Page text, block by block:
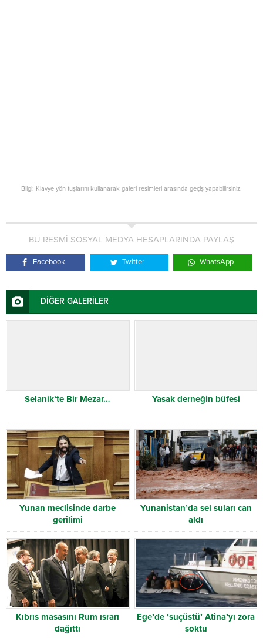
Bilgi: Klavye yön tuşlarını kullanarak galeri resimleri arasında geçiş yapabilirsiniz.
BU RESMİ SOSYAL MEDYA HESAPLARINDA PAYLAŞ
Facebook Twitter WhatsApp
DİĞER GALERİLER
Selanik’te Bir Mezar… Yasak derneğin büfesi
Yunan meclisinde darbe
gerilimi
Yunanistan’da sel suları can
aldı
Kıbrıs masasını Rum ısrarı
dağıttı
Ege’de ‘suçüstü’ Atina’yı zora
soktu